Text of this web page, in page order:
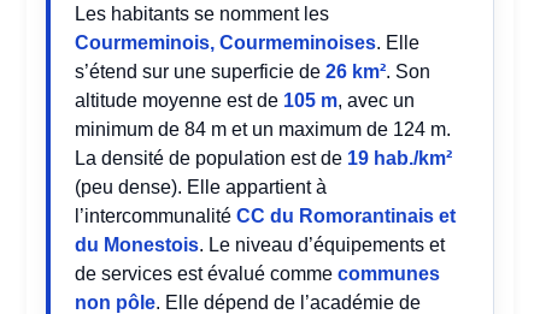
Les habitants se nomment les
Courmeminois, Courmeminoises. Elle
s’étend sur une superficie de26 km². Son
altitude moyenne est de 105 m, avec un
minimum de 84 m et un maximum de 124 m.
La densité de population est de 19 hab./km²
(peu dense). Elle appartient à
l’intercommunalitéCC du Romorantinais et
du Monestois. Le niveau d’équipements et
de services est évalué commecommunes
non pôle. Elle dépend de l’académie de